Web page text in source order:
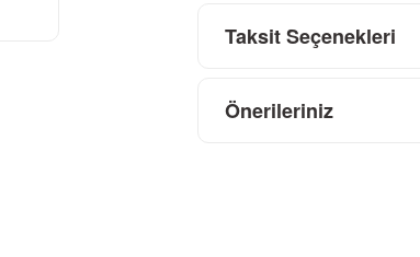
Taksit Seçenekleri
Önerileriniz